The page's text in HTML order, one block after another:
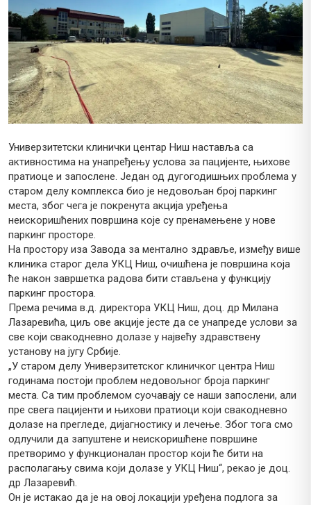
Универзитетски клинички центар Ниш наставља са
активностима на унапређењу услова за пацијенте, њихове
пратиоце и запослене. Један од дугогодишњих проблема у
старом делу комплекса био је недовољан број паркинг
места, због чега је покренута акција уређења
неискоришћених површина које су пренамењене у нове
паркинг просторе.
На простору иза Завода за ментално здравље, између више
клиника старог дела УКЦ Ниш, очишћена је површина која
ће након завршетка радова бити стављена у функцију
паркинг простора.
Према речима в.д. директора УКЦ Ниш, доц. др Милана
Лазаревића, циљ ове акције јесте да се унапреде услови за
све који свакодневно долазе у највећу здравствену
установу на југу Србије.
„У старом делу Универзитетског клиничког центра Ниш
годинама постоји проблем недовољног броја паркинг
места. Са тим проблемом суочавају се наши запослени, али
пре свега пацијенти и њихови пратиоци који свакодневно
долазе на прегледе, дијагностику и лечење. Због тога смо
одлучили да запуштене и неискоришћене површине
претворимо у функционалан простор који ће бити на
располагању свима који долазе у УКЦ Ниш“, рекао је доц.
др Лазаревић.
Он је истакао да је на овој локацији уређена подлога за